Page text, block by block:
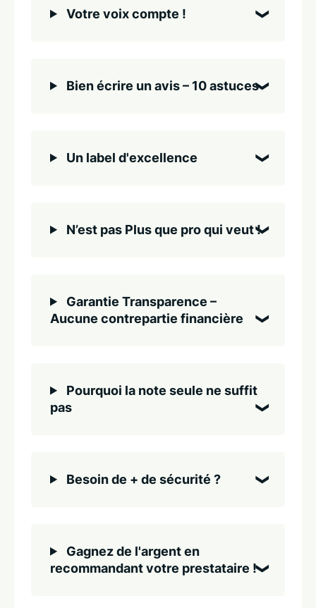
Votre voix compte !
Bien écrire un avis – 10 astuces
Un label d'excellence
N’est pas Plus que pro qui veut !
Garantie Transparence –
Aucune contrepartie financière
Pourquoi la note seule ne suffit
pas
Besoin de + de sécurité ?
Gagnez de l'argent en
recommandant votre prestataire !